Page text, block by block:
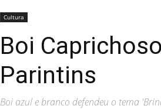
Cultura
Boi
Parintins
Boi azul e branco defendeu o tema